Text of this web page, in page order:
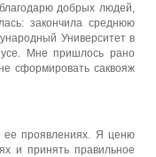
добрых людей,
закончила среднюю
Университет в
Мне пришлось рано
сформировать саквояж
ее проявлениях. Я ценю
и принять правильное